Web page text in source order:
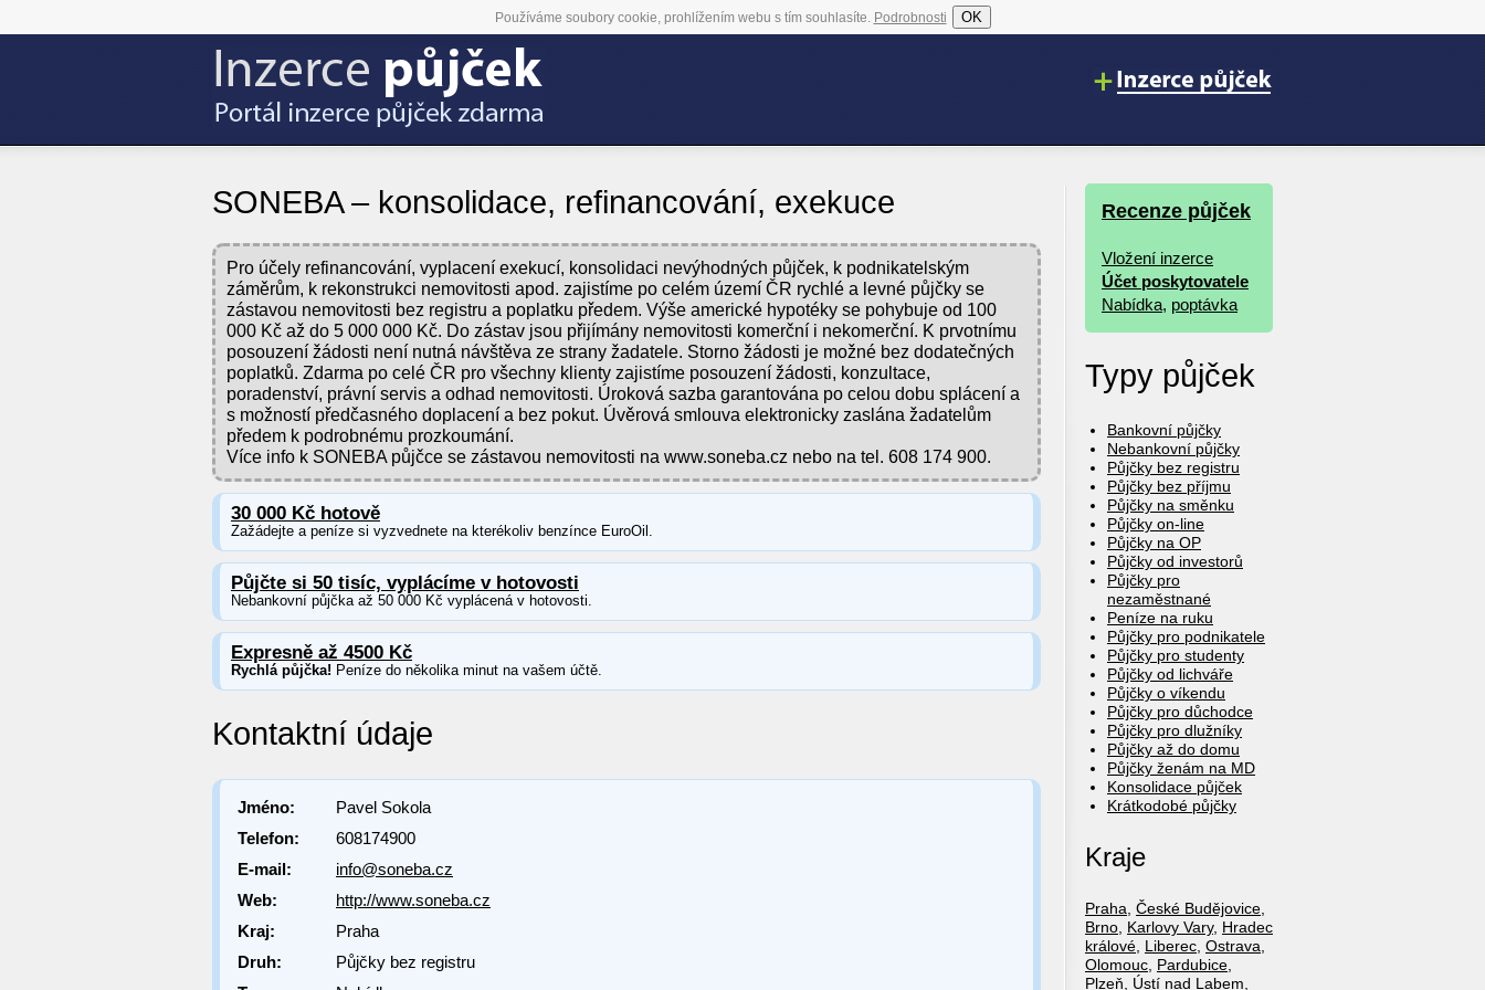
Používáme soubory cookie, prohlížením webu s tím souhlasíte. Podrobnosti OK
SONEBA – konsolidace, refinancování, exekuce
Pro účely refinancování, vyplacení exekucí, konsolidaci nevýhodných půjček, k podnikatelským
záměrům, k rekonstrukci nemovitosti apod. zajistíme po celém území ČR rychlé a levné půjčky se
zástavou nemovitosti bez registru a poplatku předem. Výše americké hypotéky se pohybuje od 100
000 Kč až do 5 000 000 Kč. Do zástav jsou přijímány nemovitosti komerční i nekomerční. K prvotnímu
posouzení žádosti není nutná návštěva ze strany žadatele. Storno žádosti je možné bez dodatečných
poplatků. Zdarma po celé ČR pro všechny klienty zajistíme posouzení žádosti, konzultace,
poradenství, právní servis a odhad nemovitosti. Úroková sazba garantována po celou dobu splácení a
s možností předčasného doplacení a bez pokut. Úvěrová smlouva elektronicky zaslána žadatelům
předem k podrobnému prozkoumání.
Více info k SONEBA půjčce se zástavou nemovitosti na www.soneba.cz nebo na tel. 608 174 900.
30 000 Kč hotově
Zažádejte a peníze si vyzvednete na kterékoliv benzínce EuroOil.
Půjčte si 50 tisíc, vyplácíme v hotovosti
Nebankovní půjčka až 50 000 Kč vyplácená v hotovosti.
Expresně až 4500 Kč
Rychlá půjčka! Peníze do několika minut na vašem účtě.
Kontaktní údaje
Jméno:
Pavel Sokola
Telefon:
608174900
E-mail:
info@soneba.cz
Web:
http://www.soneba.cz
Kraj:
Praha
Druh:
Půjčky bez registru
Recenze půjček
Vložení inzerce
Účet poskytovatele
Nabídka, poptávka
Typy půjček
Bankovní půjčky
Nebankovní půjčky
Půjčky bez registru
Půjčky bez příjmu
Půjčky na směnku
Půjčky on-line
Půjčky na OP
Půjčky od investorů
Půjčky pro
nezaměstnané
Peníze na ruku
Půjčky pro podnikatele
Půjčky pro studenty
Půjčky od lichváře
Půjčky o víkendu
Půjčky pro důchodce
Půjčky pro dlužníky
Půjčky až do domu
Půjčky ženám na MD
Konsolidace půjček
Krátkodobé půjčky
Kraje
Praha, České Budějovice,
Brno, Karlovy Vary, Hradec
králové, Liberec, Ostrava,
Olomouc, Pardubice,
Plzeň, Ústí nad Labem,